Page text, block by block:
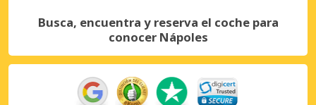
Busca, encuentra y reserva el coche para
conocer Nápoles